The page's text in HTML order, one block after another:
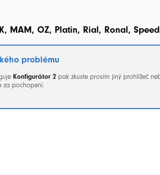
MAM, OZ, Platin, Rial, Ronal,
problému
Konfigurátor 2 pak zkuste prosím jiný prohlížeč
za pochopení.